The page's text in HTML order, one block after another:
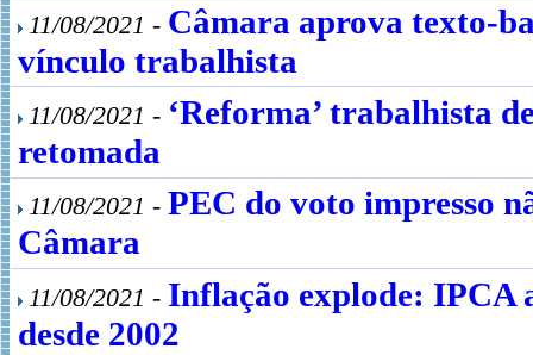
11/08/2021 - Câmara aprova texto-
vínculo trabalhista
11/08/2021 - ‘Reforma’ trabalhista
retomada
11/08/2021 - PEC do voto impresso
Câmara
11/08/2021 - Inflação explode: IPCA
desde 2002